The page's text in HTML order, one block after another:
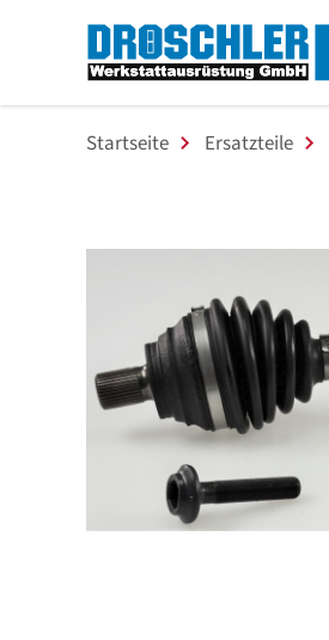
Startseite Ersatzteile